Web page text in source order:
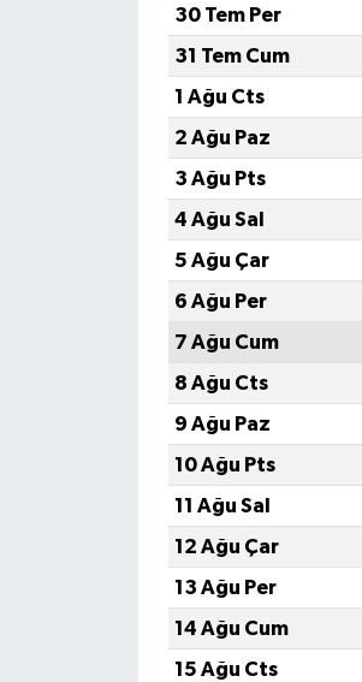
30 Tem Per
31 Tem Cum
1 Ağu Cts
2 Ağu Paz
3 Ağu Pts
4 Ağu Sal
5 Ağu Çar
6 Ağu Per
7 Ağu Cum
8 Ağu Cts
9 Ağu Paz
10 Ağu Pts
11 Ağu Sal
12 Ağu Çar
13 Ağu Per
14 Ağu Cum
15 Ağu Cts